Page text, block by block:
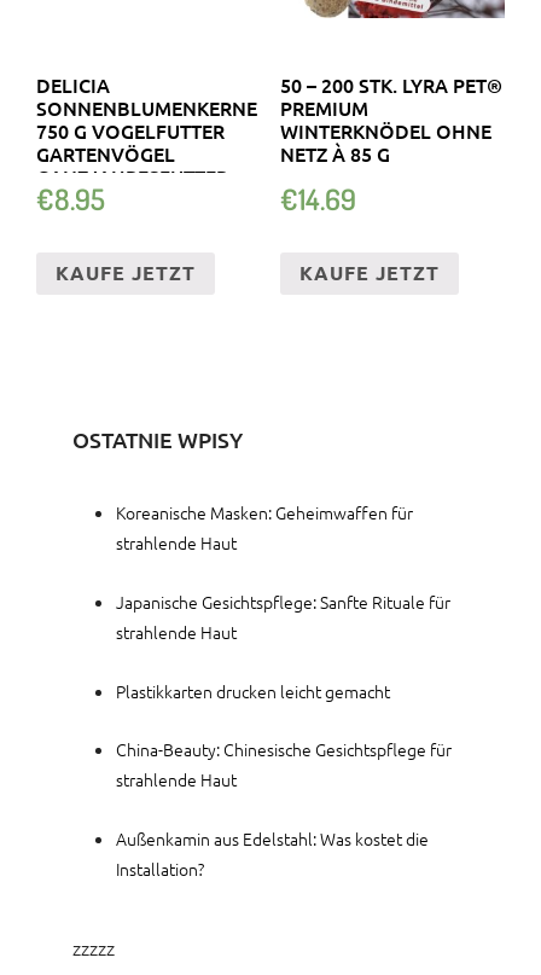
DELICIA
SONNENBLUMENKERNE
750 G VOGELFUTTER
GARTENVÖGEL
GANZJAHRESFUTTER
€8.95
KAUFE JETZT
50 – 200 STK. LYRA PET®
PREMIUM
WINTERKNÖDEL OHNE
NETZ À 85 G
€14.69
KAUFE JETZT
OSTATNIE WPISY
Koreanische Masken: Geheimwaffen für
strahlende Haut
Japanische Gesichtspflege: Sanfte Rituale für
strahlende Haut
Plastikkarten drucken leicht gemacht
China-Beauty: Chinesische Gesichtspflege für
strahlende Haut
Außenkamin aus Edelstahl: Was kostet die
Installation?
zzzzz